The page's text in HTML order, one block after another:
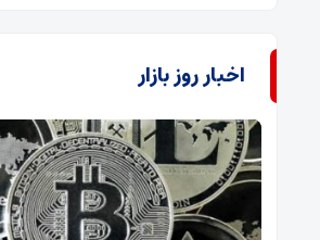
اخبار روز بازار